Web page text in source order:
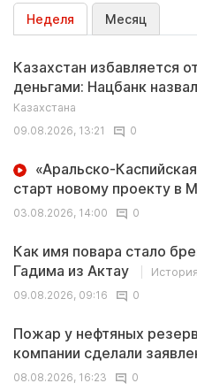
Неделя Месяц
Казахстан избавляется
деньгами: Нацбанк
Казахстана
09.08.2026, 13:21
0
«Аральско-
старт новому проекту в
03.08.2026, 14:00
0
Как имя повара стало
Гадима из Актау
09.08.2026, 09:16
0
Пожар у нефтяных
компании сделали
08.08.2026, 16:23
0